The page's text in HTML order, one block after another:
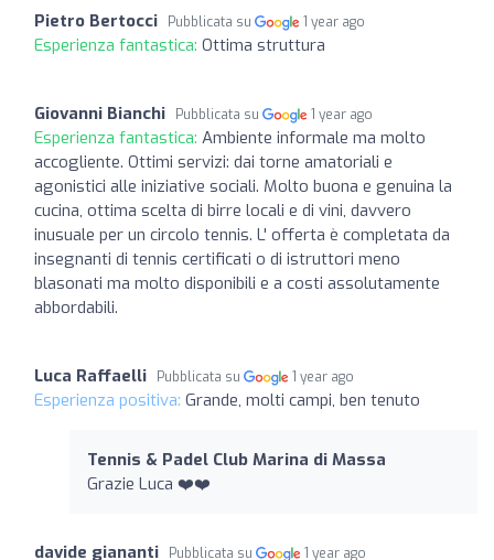
Pietro Bertocci Pubblicata su 1 year ago
Esperienza fantastica: Ottima struttura
Giovanni Bianchi Pubblicata su 1 year ago
Esperienza fantastica: Ambiente informale ma molto
accogliente. Ottimi servizi: dai torne amatoriali e
agonistici alle iniziative sociali. Molto buona e genuina la
cucina, ottima scelta di birre locali e di vini, davvero
inusuale per un circolo tennis. L' offerta è completata da
insegnanti di tennis certificati o di istruttori meno
blasonati ma molto disponibili e a costi assolutamente
abbordabili.
Luca Raffaelli Pubblicata su 1 year ago
Esperienza positiva: Grande, molti campi, ben tenuto
Tennis & Padel Club Marina di Massa
Grazie Luca ❤️❤️
davide giananti Pubblicata su 1 year ago